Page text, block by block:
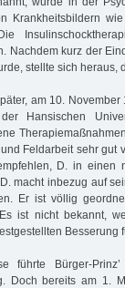
Krankheitsbildern
Nachdem kurz der
stellte sich heraus,
am 10.
Hansischen
Feldarbeit sehr gut
D. in einen
macht inbezug auf
Er ist völlig
ist nicht bekannt,
Besserung
führte Bürger-
Doch bereits am 1.